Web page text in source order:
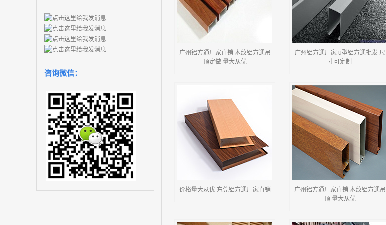
咨询微信：
广州铝方通厂家直销 木纹铝方通吊
顶定做 量大从优
广州铝方通厂家 u型铝方通批发 尺
寸可定制
价格量大从优 东莞铝方通厂家直销
广州铝方通厂家直销 木纹铝方通吊
顶 量大从优